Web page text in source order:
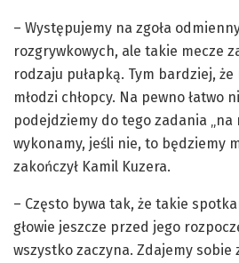
– Występujemy na zgoła
rozgrywkowych, ale takie mecze
rodzaju pułapką. Tym bardziej,
młodzi chłopcy. Na pewno łatwo
podejdziemy do tego zadania „na
wykonamy, jeśli nie, to będziemy
zakończył Kamil Kuzera.
– Często bywa tak, że takie
głowie jeszcze przed jego
wszystko zaczyna. Zdajemy sobie